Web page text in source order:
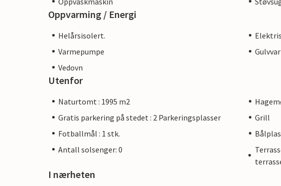
Oppvarming / Energi
Helårsisolert.
Varmepumpe
Vedovn
Utenfor
Naturtomt : 1995 m2
Gratis parkering på stedet : 2 Parkeringsplasser
Grill
Fotballmål : 1 stk.
Antall solsenger: 0
I nærheten